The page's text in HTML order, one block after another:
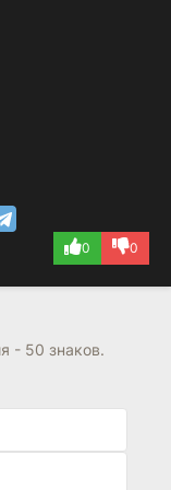
0 0
- 50 знаков.